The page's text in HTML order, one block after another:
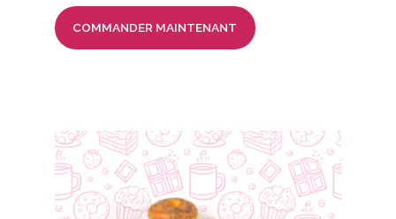
COMMANDER MAINTENANT